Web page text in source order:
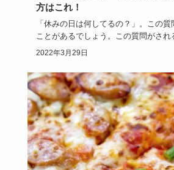
方はこれ！
「休みの日は何してるの？」。この
ことがあるでしょう。この質問がされ
をまだよく知ら…
2022年3月29日